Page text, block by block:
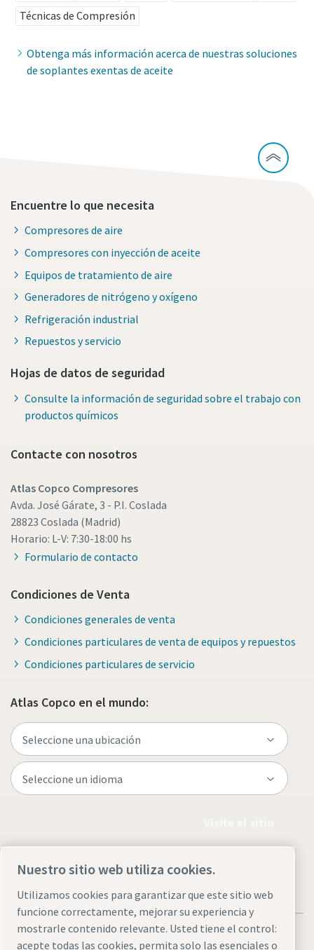
Técnicas de Compresión
Obtenga más información acerca de nuestras soluciones
de soplantes exentas de aceite
Encuentre lo que necesita
Compresores de aire
Compresores con inyección de aceite
Equipos de tratamiento de aire
Generadores de nitrógeno y oxígeno
Refrigeración industrial
Repuestos y servicio
Hojas de datos de seguridad
Consulte la información de seguridad sobre el trabajo con
productos químicos
Contacte con nosotros
Atlas Copco Compresores
Avda. José Gárate, 3 - P.I. Coslada
28823 Coslada (Madrid)
Horario: L-V: 7:30-18:00 hs
Formulario de contacto
Condiciones de Venta
Condiciones generales de venta
Condiciones particulares de venta de equipos y repuestos
Condiciones particulares de servicio
Atlas Copco en el mundo:
Nuestro sitio web utiliza cookies.
Utilizamos cookies para garantizar que este sitio web
funcione correctamente, mejorar su experiencia y
mostrarle contenido relevante. Usted tiene el control:
acepte todas las cookies, permita solo las esenciales o